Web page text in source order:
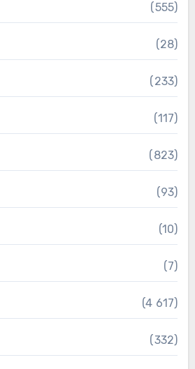
(555)
(28)
(233)
(117)
(823)
(93)
(10)
(7)
(4 617)
(332)